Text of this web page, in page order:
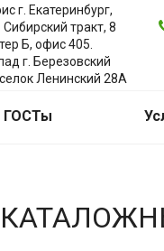
г. Екатеринбург,
Сибирский тракт, 8
Б, офис 405.
г. Березовский
Ленинский 28А
ГОСТы